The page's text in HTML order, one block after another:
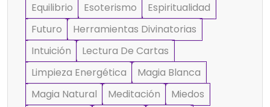
Equilibrio
Esoterismo
Espiritualidad
Futuro
Herramientas Divinatorias
Intuición
Lectura De Cartas
Limpieza Energética
Magia Blanca
Magia Natural
Meditación
Miedos